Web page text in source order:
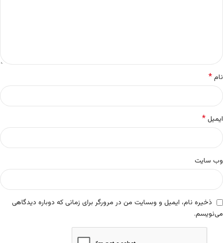
نام*
ایمیل*
وب‌ سایت
ذخیره نام، ایمیل و وبسایت من در مرورگر برای زمانی که دوباره دیدگاهی
می‌نویسم.